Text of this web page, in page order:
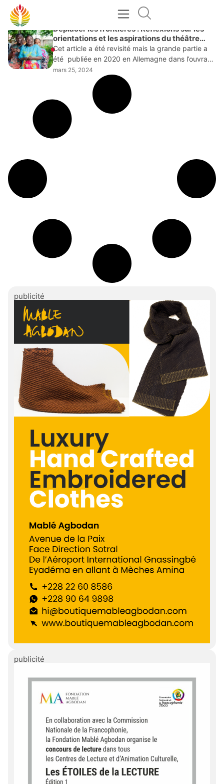
MARS 25, 2024
Déplacer les frontières : Réflexions sur les
orientations et les aspirations du théâtre
togolais Par Gaëtan Noussouglo
Cet article a été revisité mais la grande partie a
été publiée en 2020 en Allemagne dans l’ouvrage
Théâtre en Afrique II Rencontre autour de
pratiques théâtrales sous la direction
mars 25, 2024
publicité
publicité